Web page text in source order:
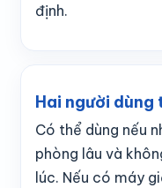
định.
Hai người dùng
Có thể dùng nếu
phòng lâu và
lúc. Nếu có máy